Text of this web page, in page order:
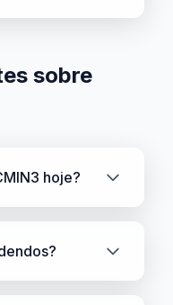
sobre
hoje?